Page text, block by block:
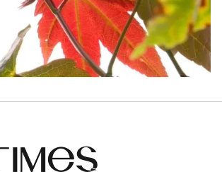
Đài Truyền hình Việt Nam
Thời báo VTV
báo in và báo điện tử số 483/GP-BTTTT
355 931 - 024.38 355 932